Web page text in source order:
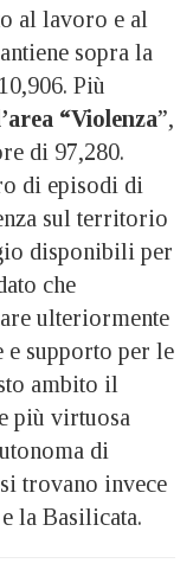
al lavoro e al
sopra la
Più
“Violenza”,
di 97,280.
di episodi di
sul territorio
disponibili per
che
ulteriormente
supporto per le
ambito il
più virtuosa
di
trovano invece
la Basilicata.